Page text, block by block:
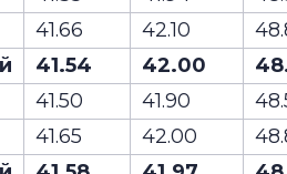
41.66 42.10
41.54 42.00
41.50 41.90
41.65 42.00